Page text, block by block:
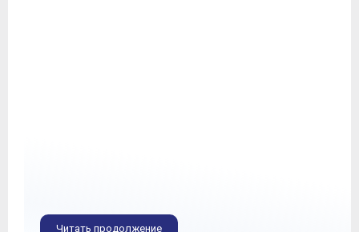
Читать продолжение